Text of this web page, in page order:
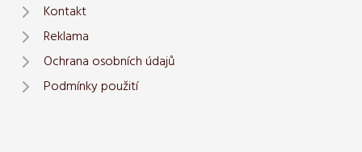
Kontakt
Reklama
Ochrana osobních údajů
Podmínky použití